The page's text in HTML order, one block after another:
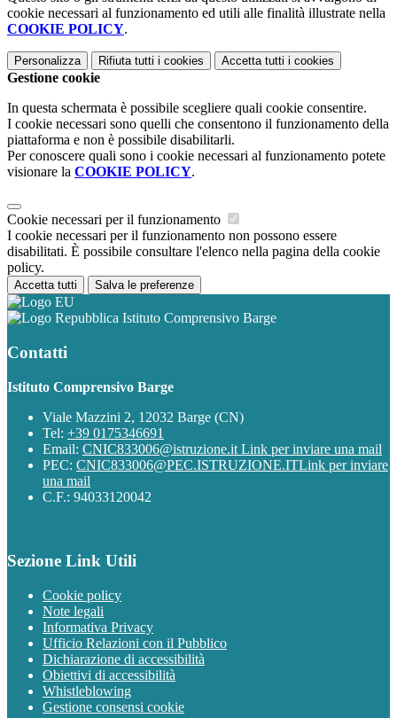
cookie necessari al funzionamento ed utili alle finalità illustrate nella
COOKIE POLICY.
Personalizza Rifiuta tutti i cookies Accetta tutti i cookies
Gestione cookie
In questa schermata è possibile scegliere quali cookie consentire.
I cookie necessari sono quelli che consentono il funzionamento della
piattaforma e non è possibile disabilitarli.
Per conoscere quali sono i cookie necessari al funzionamento potete
visionare la COOKIE POLICY.
Cookie necessari per il funzionamento
I cookie necessari per il funzionamento non possono essere
disabilitati. È possibile consultare l'elenco nella pagina della cookie
policy.
Accetta tutti Salva le preferenze
Istituto Comprensivo Barge
Contatti
Istituto Comprensivo Barge
Viale Mazzini 2, 12032 Barge (CN)
Tel: +39 0175346691
Email: CNIC833006@istruzione.it Link per inviare una mail
PEC: CNIC833006@PEC.ISTRUZIONE.ITLink per inviare
una mail
C.F.: 94033120042
Sezione Link Utili
Cookie policy
Note legali
Informativa Privacy
Ufficio Relazioni con il Pubblico
Dichiarazione di accessibilità
Obiettivi di accessibilità
Whistleblowing
Gestione consensi cookie